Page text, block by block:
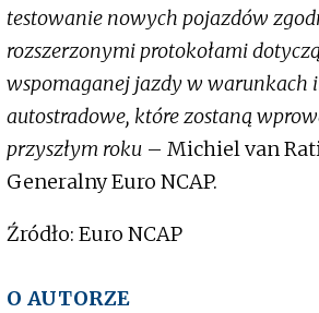
testowanie nowych pojazdów
rozszerzonymi protokołami
wspomaganej jazdy w warunkach
autostradowe, które zostaną
przyszłym roku – Michiel van
Generalny Euro NCAP.
Źródło: Euro NCAP
O AUTORZE